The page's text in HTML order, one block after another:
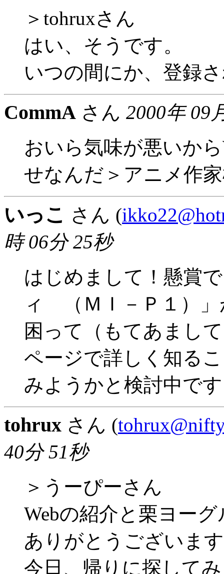
＞tohruxさん
はい、そうです。
いつの間にか、登録
CommA さん 2000年 09
おいら気味が悪いか
せなんだ＞アニメ作
いっこ さん (
時 06分 25秒
はじめまして！懸賞
ィ （ＭＩ－Ｐ１）」
困って（もてあまし
ページで詳しく知る
みようかと検討中で
tohrux さん (
40分 51秒
＞うーぴーさん
Webの紹介と栗ヨー
ありがとうございま
今日、帰りに探して